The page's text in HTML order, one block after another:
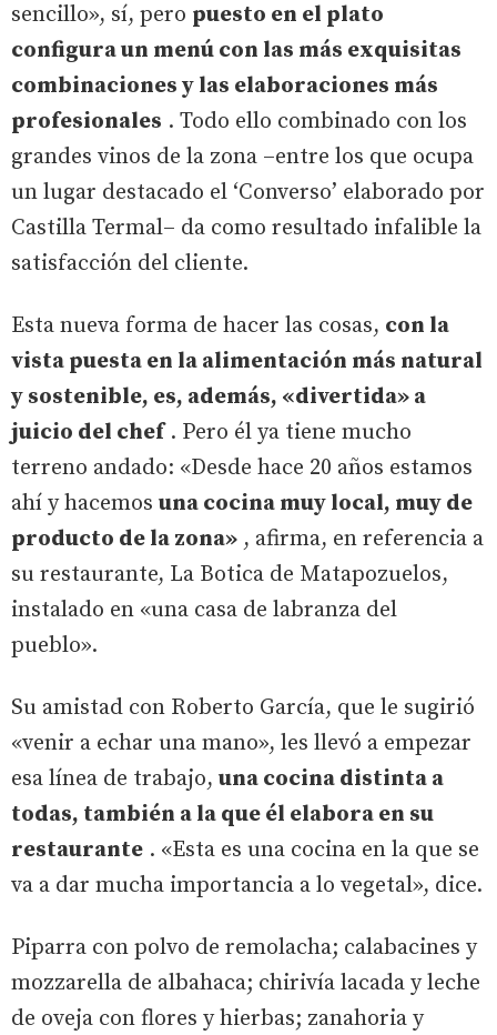
sencillo», sí, pero puesto en el plato
configura un menú con las más exquisitas
combinaciones y las elaboraciones más
profesionales . Todo ello combinado con los
grandes vinos de la zona –entre los que ocupa
un lugar destacado el ‘Converso’ elaborado por
Castilla Termal– da como resultado infalible la
satisfacción del cliente.
Esta nueva forma de hacer las cosas, con la
vista puesta en la alimentación más natural
y sostenible, es, además, «divertida» a
juicio del chef. Pero él ya tiene mucho
terreno andado: «Desde hace 20 años estamos
ahí y hacemos una cocina muy local, muy de
producto de la zona» , afirma, en referencia a
su restaurante, La Botica de Matapozuelos,
instalado en «una casa de labranza del
pueblo».
Su amistad con Roberto García, que le sugirió
«venir a echar una mano», les llevó a empezar
esa línea de trabajo, una cocina distinta a
todas, también a la que él elabora en su
restaurante . «Esta es una cocina en la que se
va a dar mucha importancia a lo vegetal», dice.
Piparra con polvo de remolacha; calabacines y
mozzarella de albahaca; chirivía lacada y leche
de oveja con flores y hierbas; zanahoria y